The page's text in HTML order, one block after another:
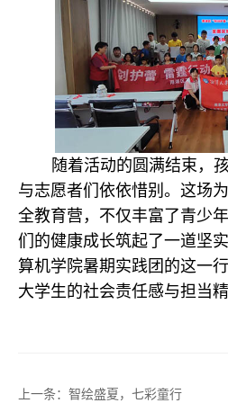
随着活动的圆满结束，
与志愿者们依依惜别。这场
全教育营，不仅丰富了青少
们的健康成长筑起了一道坚
算机学院暑期实践团的这一
大学生的社会责任感与担当精
上一条： 智绘盛夏，七彩童行